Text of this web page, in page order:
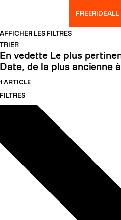
FREERIDEALL
UBAC 89
AFFICHER LES FILTRES
TRIER
En vedette Le plus
Date, de la plus ancienne
1 ARTICLE
FILTRES